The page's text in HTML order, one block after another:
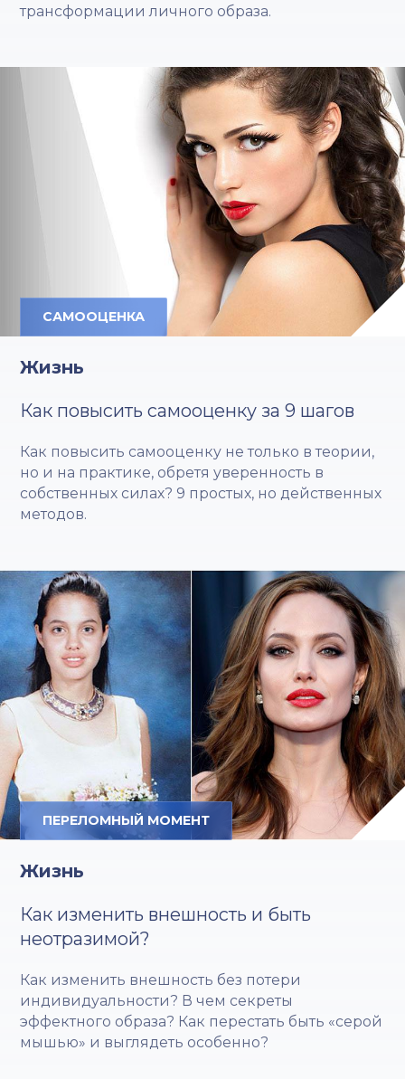
трансформации личного образа.
САМООЦЕНКА
Жизнь
Как повысить самооценку за 9 шагов
Как повысить самооценку не только в теории,
но и на практике, обретя уверенность в
собственных силах? 9 простых, но действенных
методов.
ПЕРЕЛОМНЫЙ МОМЕНТ
Жизнь
Как изменить внешность и быть
неотразимой?
Как изменить внешность без потери
индивидуальности? В чем секреты
эффектного образа? Как перестать быть «серой
мышью» и выглядеть особенно?